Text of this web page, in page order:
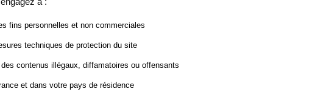
fins personnelles et non commerciales
techniques de protection du site
contenus illégaux, diffamatoires ou offensants
et dans votre pays de résidence